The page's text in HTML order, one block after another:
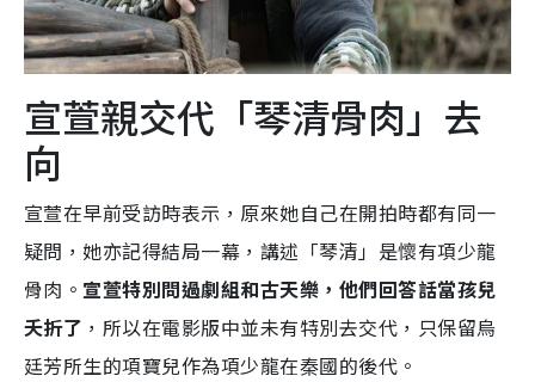
宣萱親交代「琴清骨肉」去
向
宣萱在早前受訪時表示，原來她自己在開拍時都有同一
疑問，她亦記得結局一幕，講述「琴清」是懷有項少龍
骨肉。 宣萱特別問過劇組和古天樂，他們回答話當孩兒
夭折了 ，所以在電影版中並未有特別去交代，只保留烏
廷芳所生的項寶兒作為項少龍在秦國的後代。